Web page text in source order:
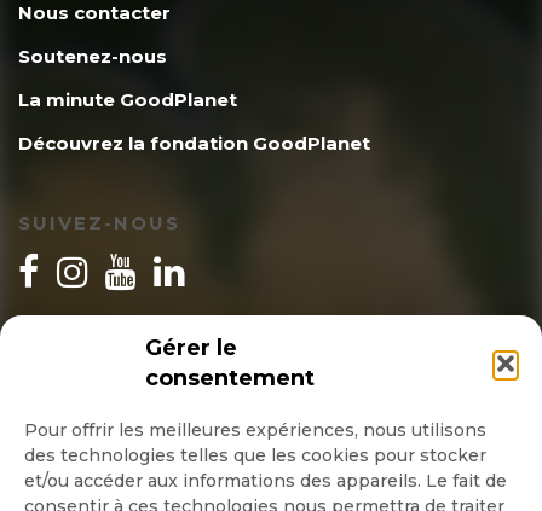
Gérer le
consentement
Pour offrir les meilleures expériences, nous utilisons
des technologies telles que les cookies pour stocker
et/ou accéder aux informations des appareils. Le fait de
consentir à ces technologies nous permettra de traiter
Nous contacter
Soutenez-nous
La minute GoodPlanet
Découvrez la fondation GoodPlanet
SUIVEZ-NOUS
INSCRIPTION NEWSLETTER
Quotidienne